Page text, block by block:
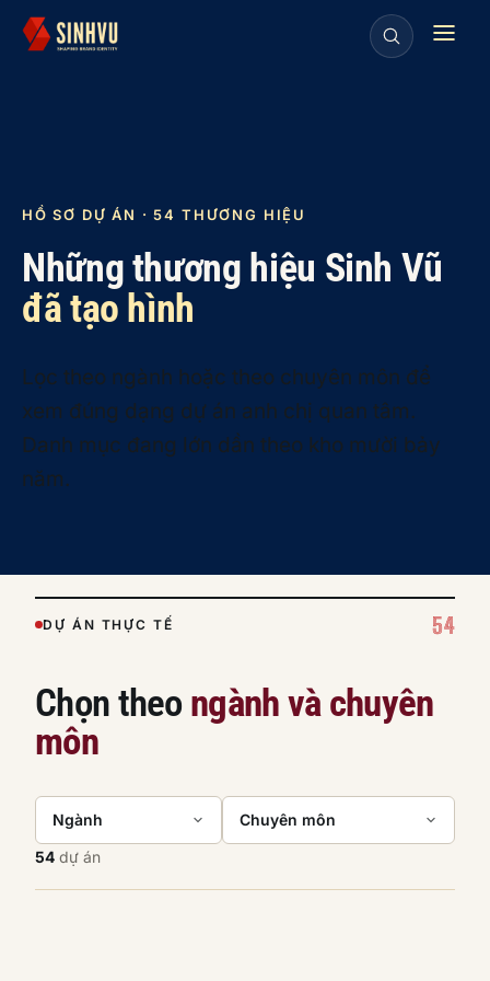
HỒ SƠ DỰ ÁN · 54 THƯƠNG HIỆU
Những thương hiệu Sinh Vũ
đã tạo hình
Lọc theo ngành hoặc theo chuyên môn để
xem đúng dạng dự án anh chị quan tâm.
Danh mục đang lớn dần theo kho mười bảy
năm.
DỰ ÁN THỰC TẾ 54
Chọn theo ngành và chuyên
môn
Ngành
Chuyên môn
54 dự án